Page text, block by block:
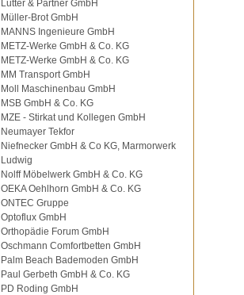
Lutter & Partner GmbH
Müller-Brot GmbH
MANNS Ingenieure GmbH
METZ-Werke GmbH & Co. KG
METZ-Werke GmbH & Co. KG
MM Transport GmbH
Moll Maschinenbau GmbH
MSB GmbH & Co. KG
MZE - Stirkat und Kollegen GmbH
Neumayer Tekfor
Niefnecker GmbH & Co KG, Marmorwerk
Ludwig
Nolff Möbelwerk GmbH & Co. KG
OEKA Oehlhorn GmbH & Co. KG
ONTEC Gruppe
Optoflux GmbH
Orthopädie Forum GmbH
Oschmann Comfortbetten GmbH
Palm Beach Bademoden GmbH
Paul Gerbeth GmbH & Co. KG
PD Roding GmbH